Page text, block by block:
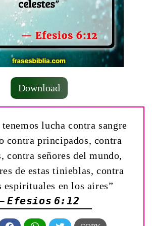
Download
tenemos lucha contra sangre
contra principados, contra
contra señores del mundo,
de estas tinieblas, contra
espirituales en los aires”
Efesios 6:12